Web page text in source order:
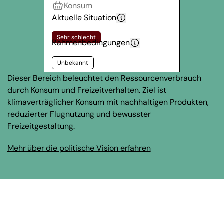
Français
Konsum
Aktuelle Situation
Sehr schlecht
Rahmenbedingungen
Unbekannt
Dieser Bereich beleuchtet den Ressourcenverbrauch
durch Konsum und Freizeitverhalten. Ziel ist
klimaverträglicher Konsum mit nachhaltigen Produkten,
reduzierter Flugnutzung und bewusster
Freizeitgestaltung.
Mehr über die politische Vision erfahren